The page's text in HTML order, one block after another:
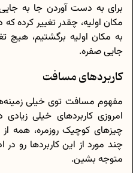
برای به دست آوردن جا به
مکان اولیه، چقدر تغییر کرده که
به مکان اولیه برگشتیم، هیچ
جایی صفره.
کاربردهای مسافت
مفهوم مسافت توی خیلی
امروزی کاربردهای خیلی
چیزهای کوچیک روزمره، همه
چند مورد از این کاربردها رو در
متوجه بشین.